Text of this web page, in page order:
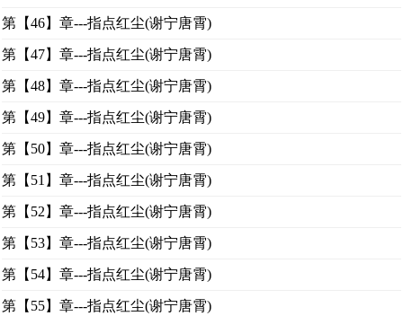
第【46】章---指点红尘(谢宁唐霄)
第【47】章---指点红尘(谢宁唐霄)
第【48】章---指点红尘(谢宁唐霄)
第【49】章---指点红尘(谢宁唐霄)
第【50】章---指点红尘(谢宁唐霄)
第【51】章---指点红尘(谢宁唐霄)
第【52】章---指点红尘(谢宁唐霄)
第【53】章---指点红尘(谢宁唐霄)
第【54】章---指点红尘(谢宁唐霄)
第【55】章---指点红尘(谢宁唐霄)